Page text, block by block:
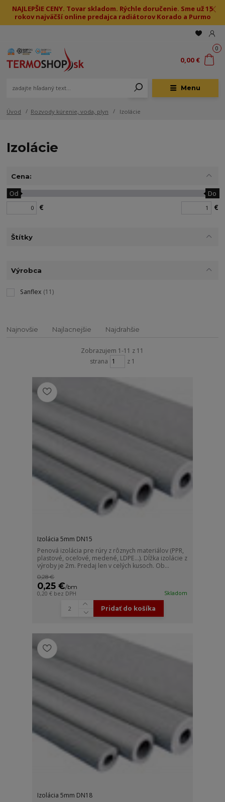
NAJLEPŠIE CENY. Tovar skladom. Rýchle doručenie. Sme už 15
rokov najväčší online predajca radiátorov Korado a Purmo
Menu
0
0,00 €
Úvod Rozvody kúrenie, voda, plyn Izolácie
Izolácie
Cena:
€
Od Do
€
Štítky
Výrobca
Sanflex (11)
Najnovšie Najlacnejšie Najdrahšie
Zobrazujem 1-11 z 11
strana
z 1
Izolácia 5mm DN15
Penová izolácia pre rúry z rôznych materiálov (PPR,
plastové, oceľové, medené, LDPE...). Dĺžka izolácie z
výroby je 2m. Predaj len v celých kusoch. Ob...
0,28 €
0,25 €/bm
0,20 € bez DPH Skladom
Pridať do košíka
Izolácia 5mm DN18